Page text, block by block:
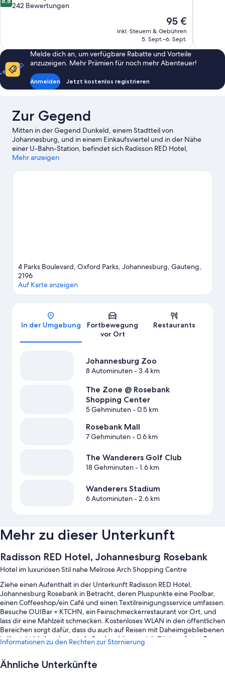
von
Bewertungen
242 Bewertungen
Der
Preis
beträgt
95 €
inkl. Steuern & Gebühren
5. Sept.–6. Sept.
Melde dich an, um verfügbare Rabatte und Vorteile
anzuzeigen. Mehr Prämien für noch mehr Abenteuer!
Anmelden Jetzt kostenlos registrieren
Zur Gegend
Mitten in der Gegend Dunkeld, einem Stadtteil von
Johannesburg, und in einem Einkaufsviertel und in der Nähe
einer U-Bahn-Station, befindet sich Radisson RED Hotel,
Johannesburg Rosebank. Wenn du Lust auf Shoppen hast, sind
Ausflug wert. Ebenfalls einen Besuch wert sind diese beiden
Mehr anzeigen
4 Parks Boulevard, Oxford Parks, Johannesburg, Gauteng,
2196
Auf Karte anzeigen
In der Umgebung
Fortbewegung
vor Ort
Restaurants
Johannesburg Zoo
8 Autominuten- 3.4 km
The Zone @ Rosebank
Shopping Center
5 Gehminuten- 0.5 km
Rosebank Mall
7 Gehminuten- 0.6 km
The Wanderers Golf Club
18 Gehminuten- 1.6 km
Wanderers Stadium
6 Autominuten- 2.6 km
Mehr zu dieser Unterkunft
Radisson RED Hotel, Johannesburg Rosebank
Hotel im luxuriösen Stil nahe Melrose Arch Shopping Centre
Ziehe einen Aufenthalt in der Unterkunft Radisson RED Hotel,
Johannesburg Rosebank in Betracht, deren Pluspunkte eine Poolbar,
einen Coffeeshop/ein Café und einen Textilreinigungsservice umfassen.
Besuche OUIBar + KTCHN, ein Feinschmeckerrestaurant vor Ort, und
lass dir eine Mahlzeit schmecken. Kostenloses WLAN in den öffentlichen
Bereichen sorgt dafür, dass du auch auf Reisen mit Daheimgebliebenen
in Kontakt bleiben kannst. Außerdem können sich Gäste auf eine Bar
Außerdem zählen zu den Extras unter anderem:
Informationen zu den Rechten zur Stornierung
Ähnliche Unterkünfte